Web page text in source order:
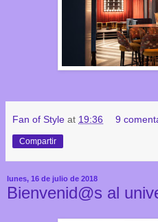
Fan of Style at 19:36 9
Compartir
lunes, 16 de julio de 2018
Bienvenid@s al